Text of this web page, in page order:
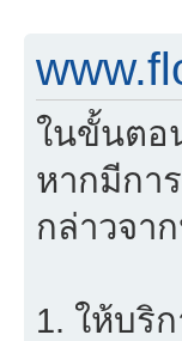
ในขั้นตอ
หากมีกา
กล่าวจา
1. ให้บริ